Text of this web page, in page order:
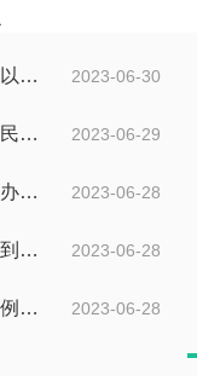
2023-06-30
老婆出轨破坏军婚罪一般判三年以下有期徒刑吗？
2023-06-29
民事诉讼条件法律规定有哪些？民事起诉的流程的是怎样的？
2023-06-28
环球观速讯丨同省异地离婚怎么办理？夫妻异地离婚须准备哪些资料？
2023-06-28
合同到期不续签有补偿吗？合同到期未提前30天通知怎么赔偿？ 当前速看
2023-06-28
出资方式怎么填写为好？出资比例怎么填写？